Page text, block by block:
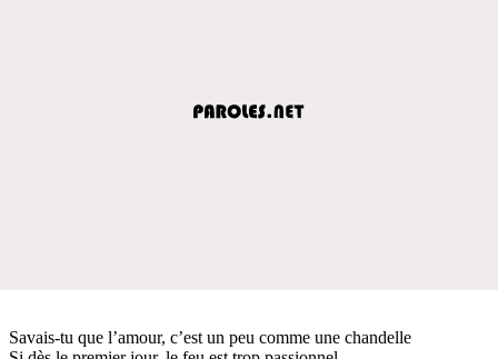
Savais-tu que l’amour, c’est un peu comme une chandelle